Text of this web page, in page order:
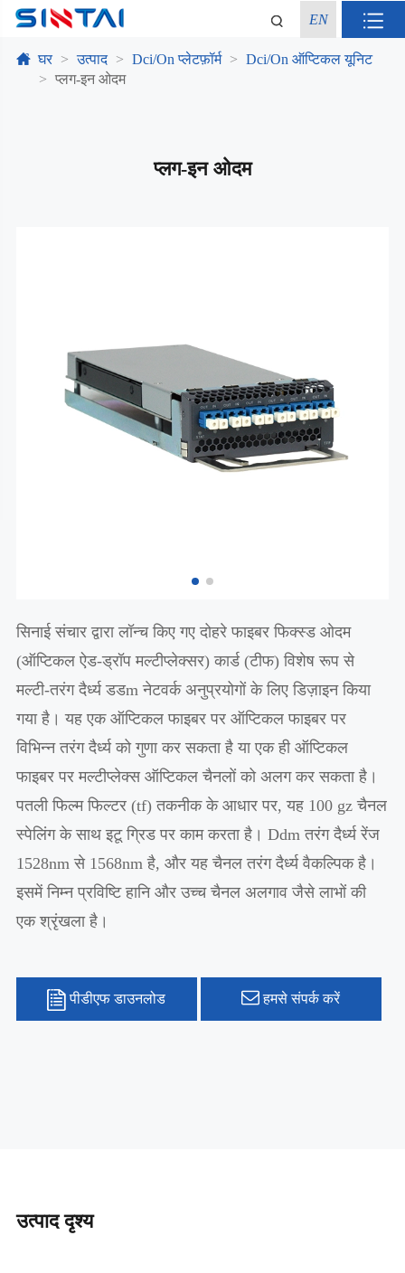
EN
घर उत्पाद Dci/On प्लेटफ़ॉर्म
Dci/On ऑप्टिकल यूनिट
प्लग-इन ओदम
प्लग-इन ओदम
सिनाई संचार द्वारा लॉन्च किए गए दोहरे फाइबर फिक्स्ड ओदम
(ऑप्टिकल ऐड-ड्रॉप मल्टीप्लेक्सर) कार्ड (टीफ) विशेष रूप से
मल्टी-तरंग दैर्ध्य डडm नेटवर्क अनुप्रयोगों के लिए डिज़ाइन किया
गया है। यह एक ऑप्टिकल फाइबर पर ऑप्टिकल फाइबर पर
विभिन्न तरंग दैर्ध्य को गुणा कर सकता है या एक ही ऑप्टिकल
फाइबर पर मल्टीप्लेक्स ऑप्टिकल चैनलों को अलग कर सकता है।
पतली फिल्म फिल्टर (tf) तकनीक के आधार पर, यह 100 gz चैनल
स्पेलिंग के साथ इटू ग्रिड पर काम करता है। Ddm तरंग दैर्ध्य रेंज
1528nm से 1568nm है, और यह चैनल तरंग दैर्ध्य वैकल्पिक है।
इसमें निम्न प्रविष्टि हानि और उच्च चैनल अलगाव जैसे लाभों की
एक श्रृंखला है।
पीडीएफ डाउनलोड हमसे संपर्क करें
उत्पाद दृश्य